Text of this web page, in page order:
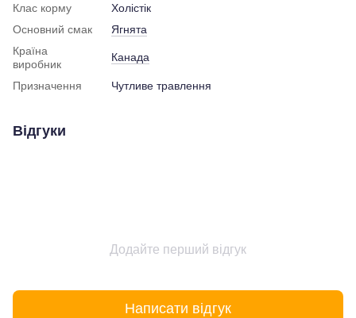
Клас корму
Холістік
Основний смак
Ягнята
Країна
виробник
Канада
Призначення Чутливе травлення
Відгуки
Додайте перший відгук
Написати відгук